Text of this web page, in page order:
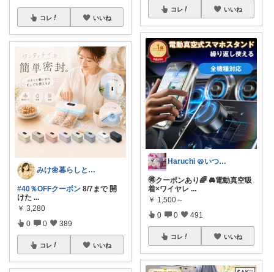
コレ いいね
みけ🌼暮らしとキッチン
#40％OFFクーポン 8/7まで 開
けた ...
￥ 3,280
0 0 389
コレ いいね
コレ いいね
Haruchi 🥨いつもありがとう🌸
🉐クーポンあり🌈 🚘電動真空吸
着×ワイヤレ ...
￥ 1,500～
0 0 491
コレ いいね